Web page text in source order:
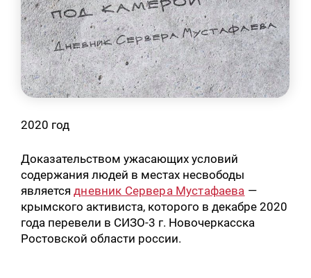
2020 год
Доказательством ужасающих условий
содержания людей в местах несвободы
являетсядневник Сервера Мустафаева —
крымского активиста, которого в декабре 2020
года перевели в СИЗО-3 г. Новочеркасска
Ростовской области россии.